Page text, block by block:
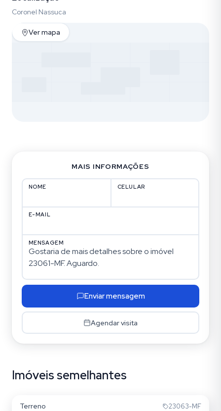
Coronel Nassuca
Ver mapa
MAIS INFORMAÇÕES
NOME CELULAR
E-MAIL
MENSAGEM
Enviar mensagem
Agendar visita
Imóveis semelhantes
Coronel Nassuca
Terreno 23063-MF